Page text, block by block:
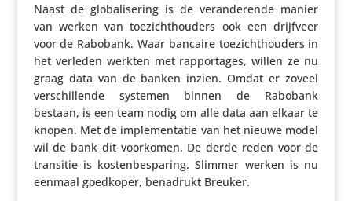
Naast de globa­li­se­ring is de veran­de­rende manier
van werken van toezicht­hou­ders ook een drijfveer
voor de Rabobank. Waar bancaire toezicht­hou­ders in
het verleden werkten met rappor­tages, willen ze nu
graag data van de banken inzien. Omdat er zoveel
verschil­lende systemen binnen de Rabobank
bestaan, is een team nodig om alle data aan elkaar te
knopen. Met de imple­men­tatie van het nieuwe model
wil de bank dit voorkomen. De derde reden voor de
transitie is kosten­be­spa­ring. Slimmer werken is nu
eenmaal goedkoper, benadrukt Breuker.